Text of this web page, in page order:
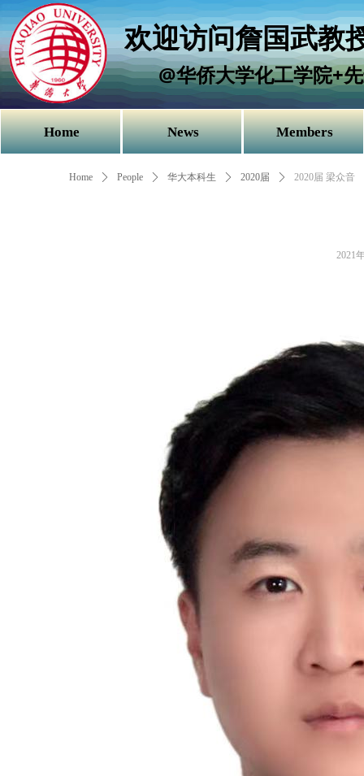
Home News Members
欢迎访问詹国武教
@华侨大学化工学院+
Home ꄲ People ꄲ 华大本科生 ꄲ 2020届 ꄲ 2020届 梁众音
2021